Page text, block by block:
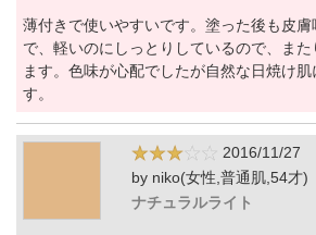
薄付きで使いやすいです。塗った後も皮
で、軽いのにしっとりしているので、ま
ます。色味が心配でしたが自然な日焼け
す。
2016/11/27
by niko(女性,普通肌,54才)
ナチュラルライト